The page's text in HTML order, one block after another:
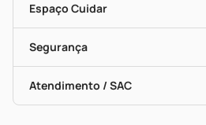
Dermaclub
Descontos De Laboratório (PBM)
Cupons E Ofertas
Recompra Programada
Compras Com Receita
Alomed (tele-Entrega)
Formas De Pagamento
Troca E Devolução
Bulas De A A Z
Políticas De Marketplace
Espaço Cuidar
Serviços Farmacêuticos
Testes Rápidos
Autoteste Covid-19
Segurança
Portal Da Privacidade
Atendimento / SAC